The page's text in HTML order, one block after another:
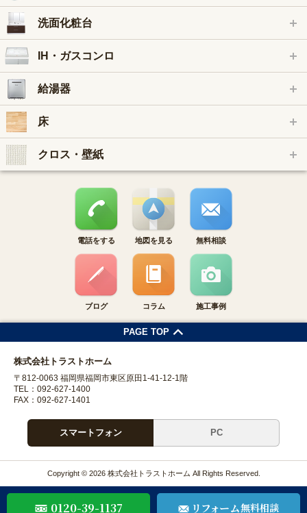
洗面化粧台
IH・ガスコンロ
給湯器
床
クロス・壁紙
電話をする 地図を見る 無料相談
ブログ コラム 施工事例
PAGE TOP
株式会社トラストホーム
〒812-0063 福岡県福岡市東区原田1-41-12-1階
TEL：092-627-1400
FAX：092-627-1401
0120-39-1137 リフォーム無料相談
スマートフォン PC
Copyright © 2026 株式会社トラストホーム All Rights Reserved.